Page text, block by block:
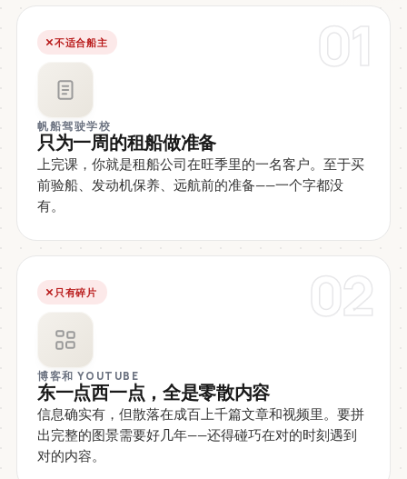
01
不适合船主
帆船驾驶学校
只为一周的租船做准备
上完课，你就是租船公司在旺季里的一名客户。至于买
前验船、发动机保养、远航前的准备——一个字都没
有。
02
只有碎片
博客和 YOUTUBE
东一点西一点，全是零散内容
信息确实有，但散落在成百上千篇文章和视频里。要拼
出完整的图景需要好几年——还得碰巧在对的时刻遇到
对的内容。